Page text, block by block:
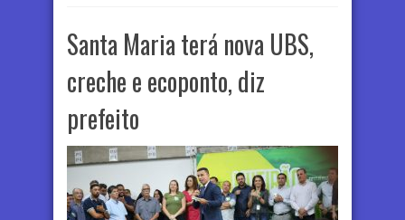
Santa Maria terá nova UBS,
creche e ecoponto, diz
prefeito